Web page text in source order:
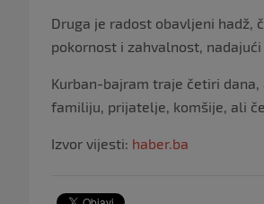
Druga je radost obavljeni hadž,
pokornost i zahvalnost,
Kurban-bajram traje četiri
familiju, prijatelje, komšije, ali
Izvor vijesti: haber.ba